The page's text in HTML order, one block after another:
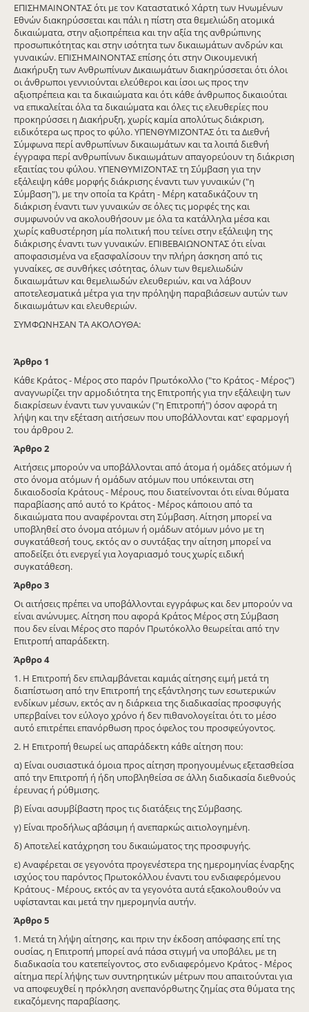
ΕΠΙΣΗΜΑΙΝΟΝΤΑΣ ότι με τον Καταστατικό Χάρτη των Ηνωμένων
Εθνών διακηρύσσεται και πάλι η πίστη στα θεμελιώδη ατομικά
δικαιώματα, στην αξιοπρέπεια και την αξία της ανθρώπινης
προσωπικότητας και στην ισότητα των δικαιωμάτων ανδρών και
γυναικών. ΕΠΙΣΗΜΑΙΝΟΝΤΑΣ επίσης ότι στην Οικουμενική
Διακήρυξη των Ανθρωπίνων Δικαιωμάτων διακηρύσσεται ότι όλοι
οι άνθρωποι γεννιούνται ελεύθεροι και ίσοι ως προς την
αξιοπρέπεια και τα δικαιώματα και ότι κάθε άνθρωπος δικαιούται
να επικαλείται όλα τα δικαιώματα και όλες τις ελευθερίες που
προκηρύσσει η Διακήρυξη, χωρίς καμία απολύτως διάκριση,
ειδικότερα ως προς το φύλο. ΥΠΕΝΘΥΜΙΖΟΝΤΑΣ ότι τα Διεθνή
Σύμφωνα περί ανθρωπίνων δικαιωμάτων και τα λοιπά διεθνή
έγγραφα περί ανθρωπίνων δικαιωμάτων απαγορεύουν τη διάκριση
εξαιτίας του φύλου. ΥΠΕΝΘΥΜΙΖΟΝΤΑΣ τη Σύμβαση για την
εξάλειψη κάθε μορφής διάκρισης έναντι των γυναικών ("η
Σύμβαση"), με την οποία τα Κράτη - Μέρη καταδικάζουν τη
διάκριση έναντι των γυναικών σε όλες τις μορφές της και
συμφωνούν να ακολουθήσουν με όλα τα κατάλληλα μέσα και
χωρίς καθυστέρηση μία πολιτική που τείνει στην εξάλειψη της
διάκρισης έναντι των γυναικών. ΕΠΙΒΕΒΑΙΩΝΟΝΤΑΣ ότι είναι
αποφασισμένα να εξασφαλίσουν την πλήρη άσκηση από τις
γυναίκες, σε συνθήκες ισότητας, όλων των θεμελιωδών
δικαιωμάτων και θεμελιωδών ελευθεριών, και να λάβουν
αποτελεσματικά μέτρα για την πρόληψη παραβιάσεων αυτών των
δικαιωμάτων και ελευθεριών.
ΣΥΜΦΩΝΗΣΑΝ ΤΑ ΑΚΟΛΟΥΘΑ:
Άρθρο 1
Κάθε Κράτος - Μέρος στο παρόν Πρωτόκολλο ("το Κράτος - Μέρος")
αναγνωρίζει την αρμοδιότητα της Επιτροπής για την εξάλειψη των
διακρίσεων έναντι των γυναικών ("η Επιτροπή") όσον αφορά τη
λήψη και την εξέταση αιτήσεων που υποβάλλονται κατ' εφαρμογή
του άρθρου 2.
Άρθρο2
Αιτήσεις μπορούν να υποβάλλονται από άτομα ή ομάδες ατόμων ή
στο όνομα ατόμων ή ομάδων ατόμων που υπόκεινται στη
δικαιοδοσία Κράτους - Μέρους, που διατείνονται ότι είναι θύματα
παραβίασης από αυτό το Κράτος - Μέρος κάποιου από τα
δικαιώματα που αναφέρονται στη Σύμβαση. Αίτηση μπορεί να
υποβληθεί στο όνομα ατόμων ή ομάδων ατόμων μόνο με τη
συγκατάθεσή τους, εκτός αν ο συντάξας την αίτηση μπορεί να
αποδείξει ότι ενεργεί για λογαριασμό τους χωρίς ειδική
συγκατάθεση.
Άρθρο3
Οι αιτήσεις πρέπει να υποβάλλονται εγγράφως και δεν μπορούν να
είναι ανώνυμες. Αίτηση που αφορά Κράτος Μέρος στη Σύμβαση
που δεν είναι Μέρος στο παρόν Πρωτόκολλο θεωρείται από την
Επιτροπή απαράδεκτη.
Άρθρο4
1. Η Επιτροπή δεν επιλαμβάνεται καμιάς αίτησης ειμή μετά τη
διαπίστωση από την Επιτροπή της εξάντλησης των εσωτερικών
ενδίκων μέσων, εκτός αν η διάρκεια της διαδικασίας προσφυγής
υπερβαίνει τον εύλογο χρόνο ή δεν πιθανολογείται ότι το μέσο
αυτό επιτρέπει επανόρθωση προς όφελος του προσφεύγοντος.
2. Η Επιτροπή θεωρεί ως απαράδεκτη κάθε αίτηση που:
α) Είναι ουσιαστικά όμοια προς αίτηση προηγουμένως εξετασθείσα
από την Επιτροπή ή ήδη υποβληθείσα σε άλλη διαδικασία διεθνούς
έρευνας ή ρύθμισης.
β) Είναι ασυμβίβαστη προς τις διατάξεις της Σύμβασης.
γ) Είναι προδήλως αβάσιμη ή ανεπαρκώς αιτιολογημένη.
δ) Αποτελεί κατάχρηση του δικαιώματος της προσφυγής.
ε) Αναφέρεται σε γεγονότα προγενέστερα της ημερομηνίας έναρξης
ισχύος του παρόντος Πρωτοκόλλου έναντι του ενδιαφερόμενου
Κράτους - Μέρους, εκτός αν τα γεγονότα αυτά εξακολουθούν να
υφίστανται και μετά την ημερομηνία αυτήν.
Άρθρο5
1. Μετά τη λήψη αίτησης, και πριν την έκδοση απόφασης επί της
ουσίας, η Επιτροπή μπορεί ανά πάσα στιγμή να υποβάλει, με τη
διαδικασία του κατεπείγοντος, στο ενδιαφερόμενο Κράτος - Μέρος
αίτημα περί λήψης των συντηρητικών μέτρων που απαιτούνται για
να αποφευχθεί η πρόκληση ανεπανόρθωτης ζημίας στα θύματα της
εικαζόμενης παραβίασης.